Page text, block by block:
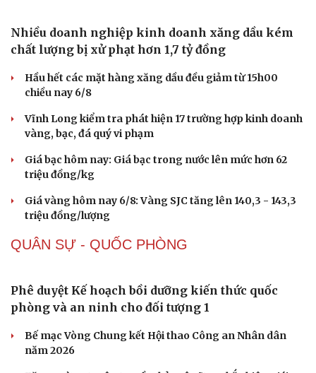
Sức khỏe
Dinh dưỡng - món ngon
Cây thuốc
Sản phụ khoa
Nam khoa
Làm đẹp - giảm cân
Phòng mạch online
Ăn sạch sống khỏe
Đời sống
Blog
hành chính tại TP.HCM
Bất ngờ nhận 5 tỷ đồng chuyển nhầm, nam thanh niên ở
Thời tiết ngày 7/8: Mưa lớn bao trùm Bắc Bộ về đêm và
THỊ TRƯỜNG
Nhiều doanh nghiệp kinh doanh xăng dầu kém
chất lượng bị xử phạt hơn 1,7 tỷ đồng